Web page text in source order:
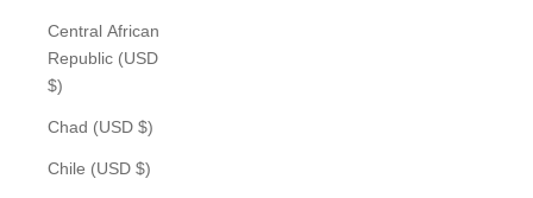
Central African
Republic (USD
$)
Chad (USD $)
Chile (USD $)